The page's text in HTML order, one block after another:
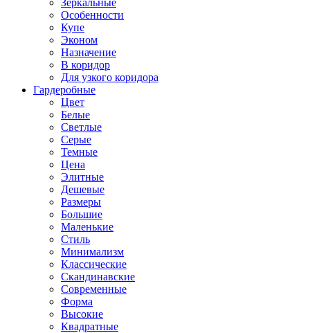
Зеркальные
Особенности
Купе
Эконом
Назначение
В коридор
Для узкого коридора
Гардеробные
Цвет
Белые
Светлые
Серые
Темные
Цена
Элитные
Дешевые
Размеры
Большие
Маленькие
Стиль
Минимализм
Классические
Скандинавские
Современные
Форма
Высокие
Квадратные